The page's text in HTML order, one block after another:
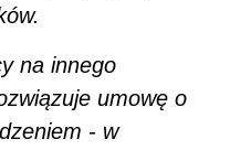
na innego
umowę o
- w